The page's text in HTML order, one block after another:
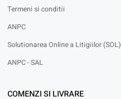
Termeni si conditii
ANPC
Solutionarea Online a Litigiilor (SOL)
ANPC - SAL
COMENZI SI LIVRARE